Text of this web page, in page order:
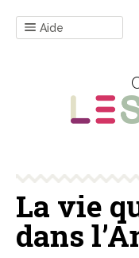
Aide
La vie
dans